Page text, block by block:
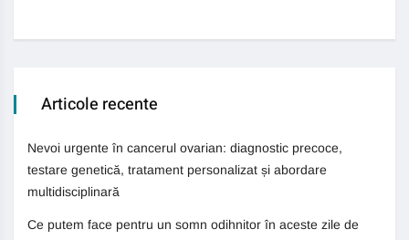
Articole recente
Nevoi urgente în cancerul ovarian: diagnostic precoce,
testare genetică, tratament personalizat și abordare
multidisciplinară
Ce putem face pentru un somn odihnitor în aceste zile de